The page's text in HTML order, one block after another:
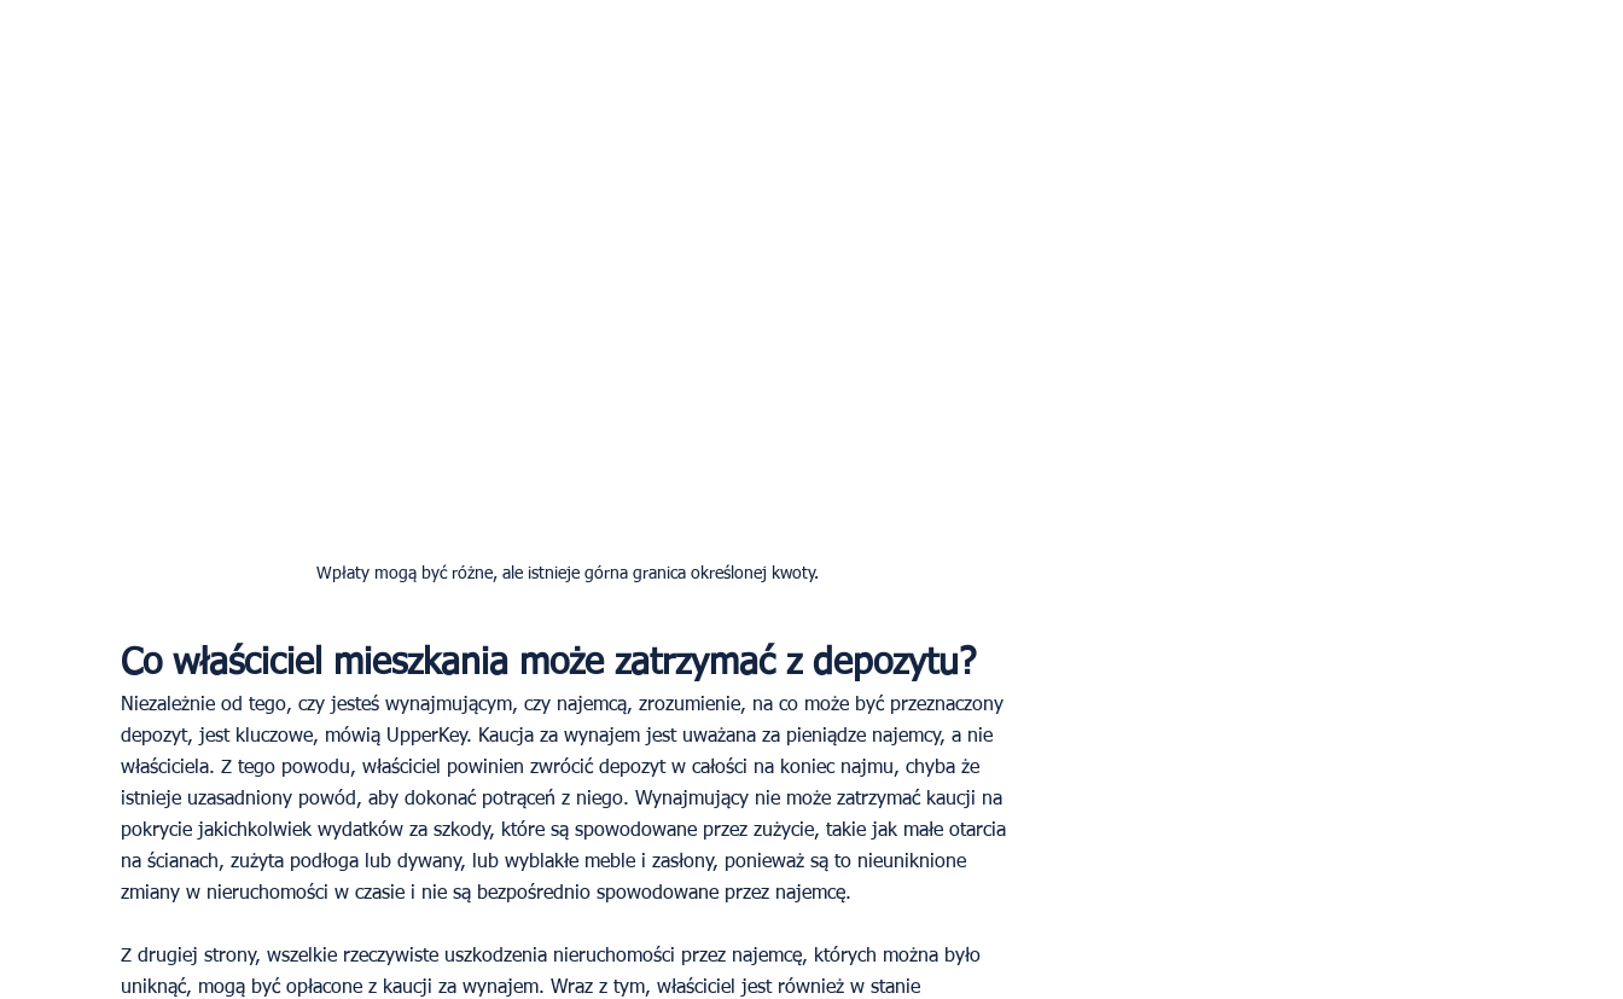
Wpłaty mogą być różne, ale istnieje górna granica określonej kwoty.
Co właściciel mieszkania może zatrzymać z depozytu?
Niezależnie od tego, czy jesteś wynajmującym, czy najemcą, zrozumienie, na co może być przeznaczony
depozyt, jest kluczowe, mówią UpperKey. Kaucja za wynajem jest uważana za pieniądze najemcy, a nie
właściciela. Z tego powodu, właściciel powinien zwrócić depozyt w całości na koniec najmu, chyba że
istnieje uzasadniony powód, aby dokonać potrąceń z niego. Wynajmujący nie może zatrzymać kaucji na
pokrycie jakichkolwiek wydatków za szkody, które są spowodowane przez zużycie, takie jak małe otarcia
na ścianach, zużyta podłoga lub dywany, lub wyblakłe meble i zasłony, ponieważ są to nieuniknione
zmiany w nieruchomości w czasie i nie są bezpośrednio spowodowane przez najemcę.
Z drugiej strony, wszelkie rzeczywiste uszkodzenia nieruchomości przez najemcę, których można było
uniknąć, mogą być opłacone z kaucji za wynajem. Wraz z tym, właściciel jest również w stanie